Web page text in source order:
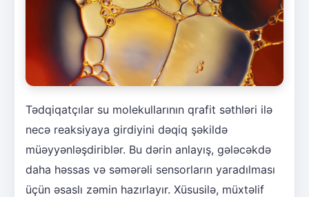
Tədqiqatçılar su molekullarının qrafit səthləri ilə
necə reaksiyaya girdiyini dəqiq şəkildə
müəyyənləşdiriblər. Bu dərin anlayış, gələcəkdə
daha həssas və səmərəli sensorların yaradılması
üçün əsaslı zəmin hazırlayır. Xüsusilə, müxtəlif